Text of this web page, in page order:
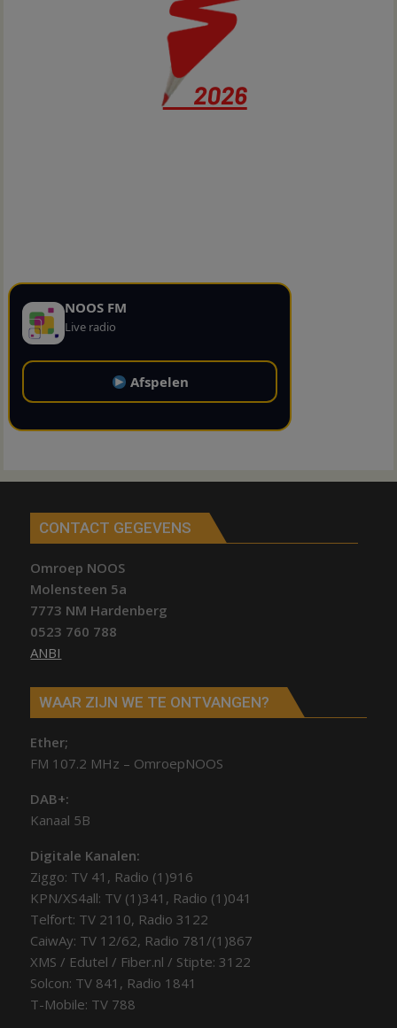
NOOS FM
Live radio
Afspelen
CONTACT GEGEVENS
Omroep NOOS
Molensteen 5a
7773 NM Hardenberg
0523 760 788
ANBI
WAAR ZIJN WE TE ONTVANGEN?
Ether;
FM 107.2 MHz – OmroepNOOS
DAB+:
Kanaal 5B
Digitale Kanalen:
Ziggo: TV 41, Radio (1)916
KPN/XS4all: TV (1)341, Radio (1)041
Telfort: TV 2110, Radio 3122
CaiwAy: TV 12/62, Radio 781/(1)867
XMS / Edutel / Fiber.nl / Stipte: 3122
Solcon: TV 841, Radio 1841
T-Mobile: TV 788